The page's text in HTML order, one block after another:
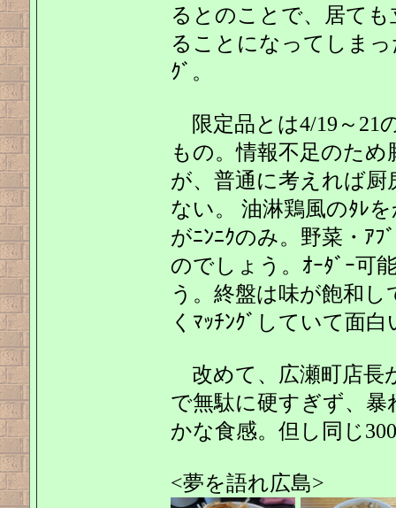
るとのことで、居て
ることになってしまっ
ｸﾞ。
限定品とは4/19～21
もの。情報不足のた
が、普通に考えれば厨
ない。 油淋鶏風のﾀﾚ
がﾆﾝﾆｸのみ。野菜・ｱﾌ
のでしょう。ｵｰﾀﾞｰ可
う。終盤は味が飽和
くﾏｯﾁﾝｸﾞしていて面白
改めて、広瀬町店長
で無駄に硬すぎず、
かな食感。但し同じ
<夢を語れ広島>